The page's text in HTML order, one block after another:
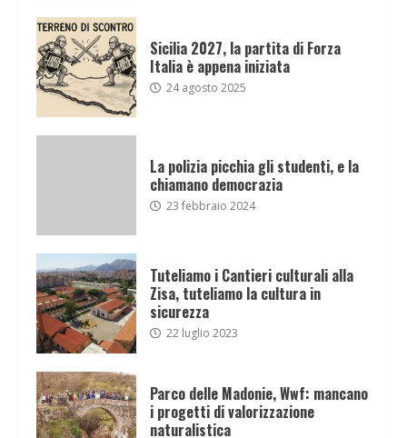
Sicilia 2027, la partita di Forza
Italia è appena iniziata
24 agosto 2025
La polizia picchia gli studenti, e la
chiamano democrazia
23 febbraio 2024
Tuteliamo i Cantieri culturali alla
Zisa, tuteliamo la cultura in
sicurezza
22 luglio 2023
Parco delle Madonie, Wwf: mancano
i progetti di valorizzazione
naturalistica